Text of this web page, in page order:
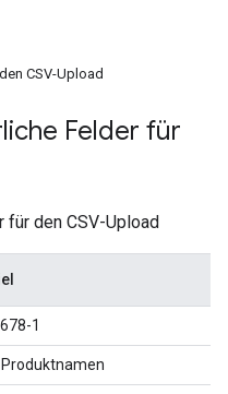
CSV-Upload
Felder für
den CSV-Upload
1
Produktnamen